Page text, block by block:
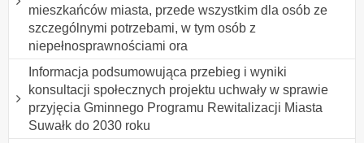
mieszkańców miasta, przede wszystkim dla osób ze
szczególnymi potrzebami, w tym osób z
niepełnosprawnościami ora
Informacja podsumowująca przebieg i wyniki
konsultacji społecznych projektu uchwały w sprawie
przyjęcia Gminnego Programu Rewitalizacji Miasta
Suwałk do 2030 roku